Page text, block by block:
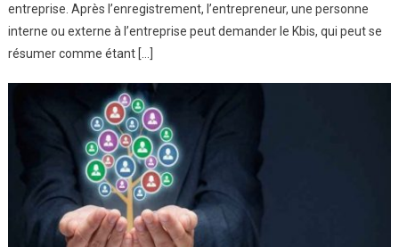
entreprise. Après l’enregistrement, l’entrepreneur, une personne
interne ou externe à l’entreprise peut demander le Kbis, qui peut se
résumer comme étant […]